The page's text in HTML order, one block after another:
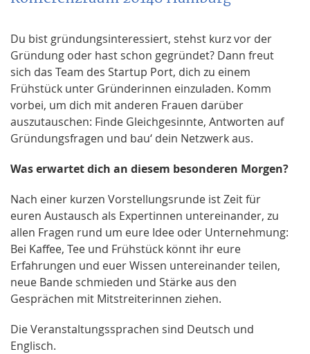
Du bist gründungsinteressiert, stehst kurz vor der
Gründung oder hast schon gegründet? Dann freut
sich das Team des Startup Port, dich zu einem
Frühstück unter Gründerinnen einzuladen. Komm
vorbei, um dich mit anderen Frauen darüber
auszutauschen: Finde Gleichgesinnte, Antworten auf
Gründungsfragen und bau‘ dein Netzwerk aus.
Was erwartet dich an diesem besonderen Morgen?
Nach einer kurzen Vorstellungsrunde ist Zeit für
euren Austausch als Expertinnen untereinander, zu
allen Fragen rund um eure Idee oder Unternehmung:
Bei Kaffee, Tee und Frühstück könnt ihr eure
Erfahrungen und euer Wissen untereinander teilen,
neue Bande schmieden und Stärke aus den
Gesprächen mit Mitstreiterinnen ziehen.
Die Veranstaltungssprachen sind Deutsch und
Englisch.